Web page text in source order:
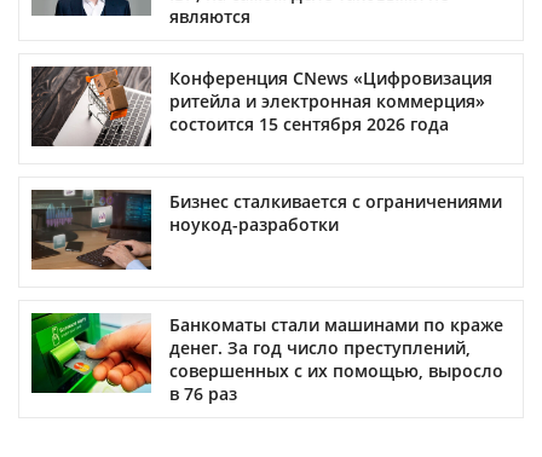
являются
Конференция CNews «Цифровизация
ритейла и электронная коммерция»
состоится 15 сентября 2026 года
Бизнес сталкивается с ограничениями
ноукод-разработки
Банкоматы стали машинами по краже
денег. За год число преступлений,
совершенных с их помощью, выросло
в 76 раз